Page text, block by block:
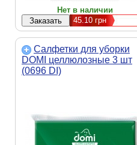
Нет в наличии
45.10 грн
Салфетки для уборки
DOMI целлюлозные 3 шт
(0696 DI)